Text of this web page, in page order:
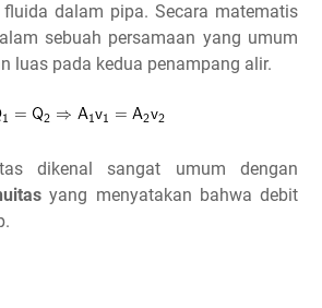
dalam pipa. Secara matematis
sebuah persamaan yang umum
luas pada kedua penampang alir.
dikenal sangat umum dengan
yang menyatakan bahwa debit